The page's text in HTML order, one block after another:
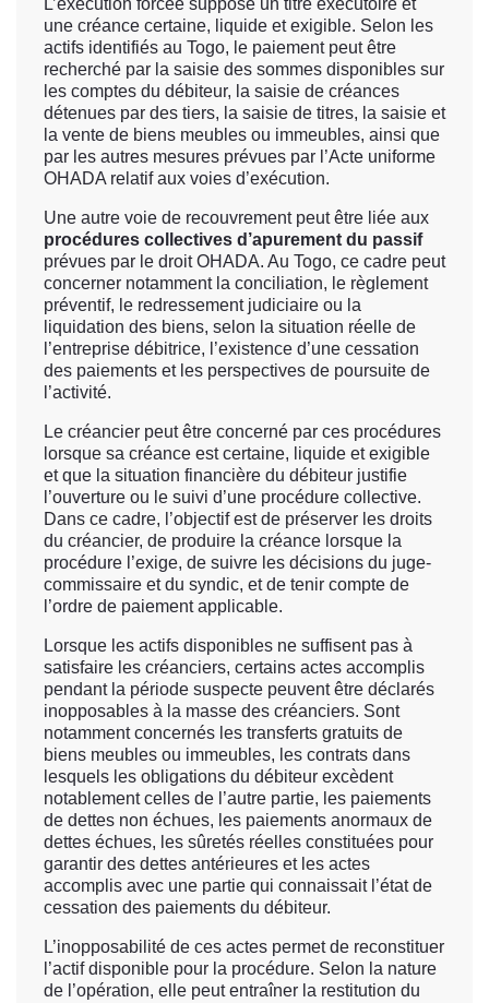
L’exécution forcée suppose un titre exécutoire et
une créance certaine, liquide et exigible. Selon les
actifs identifiés au Togo, le paiement peut être
recherché par la saisie des sommes disponibles sur
les comptes du débiteur, la saisie de créances
détenues par des tiers, la saisie de titres, la saisie et
la vente de biens meubles ou immeubles, ainsi que
par les autres mesures prévues par l’Acte uniforme
OHADA relatif aux voies d’exécution.
Une autre voie de recouvrement peut être liée aux
procédures collectives d’apurement du passif
prévues par le droit OHADA. Au Togo, ce cadre peut
concerner notamment la conciliation, le règlement
préventif, le redressement judiciaire ou la
liquidation des biens, selon la situation réelle de
l’entreprise débitrice, l’existence d’une cessation
des paiements et les perspectives de poursuite de
l’activité.
Le créancier peut être concerné par ces procédures
lorsque sa créance est certaine, liquide et exigible
et que la situation financière du débiteur justifie
l’ouverture ou le suivi d’une procédure collective.
Dans ce cadre, l’objectif est de préserver les droits
du créancier, de produire la créance lorsque la
procédure l’exige, de suivre les décisions du juge-
commissaire et du syndic, et de tenir compte de
l’ordre de paiement applicable.
Lorsque les actifs disponibles ne suffisent pas à
satisfaire les créanciers, certains actes accomplis
pendant la période suspecte peuvent être déclarés
inopposables à la masse des créanciers. Sont
notamment concernés les transferts gratuits de
biens meubles ou immeubles, les contrats dans
lesquels les obligations du débiteur excèdent
notablement celles de l’autre partie, les paiements
de dettes non échues, les paiements anormaux de
dettes échues, les sûretés réelles constituées pour
garantir des dettes antérieures et les actes
accomplis avec une partie qui connaissait l’état de
cessation des paiements du débiteur.
L’inopposabilité de ces actes permet de reconstituer
l’actif disponible pour la procédure. Selon la nature
de l’opération, elle peut entraîner la restitution du